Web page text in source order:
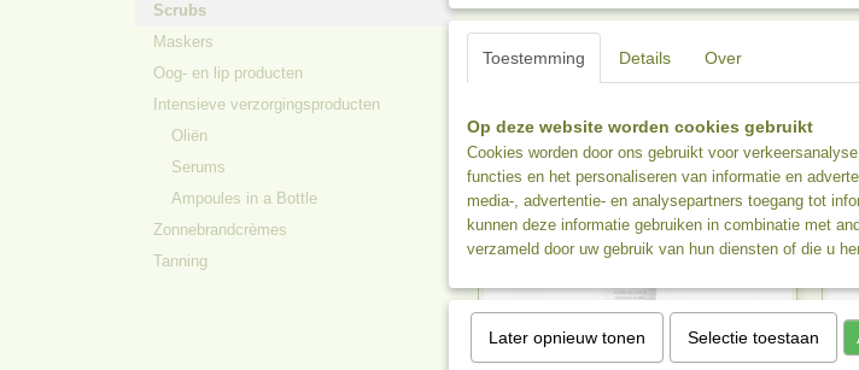
Scrubs
Maskers
Oog- en lip producten
Intensieve verzorgingsproducten
Oliën
Serums
Ampoules in a Bottle
Zonnebrandcrèmes
Tanning
Sorteer op:
Toestemming Details Over
Op deze website worden cookies gebruikt
Cookies worden door ons gebruikt voor
functies en het personaliseren van informatie en
media-, advertentie- en analysepartners toegang tot
kunnen deze informatie gebruiken in combinatie met
verzameld door uw gebruik van hun diensten of die u
Later opnieuw tonen Selectie toestaan